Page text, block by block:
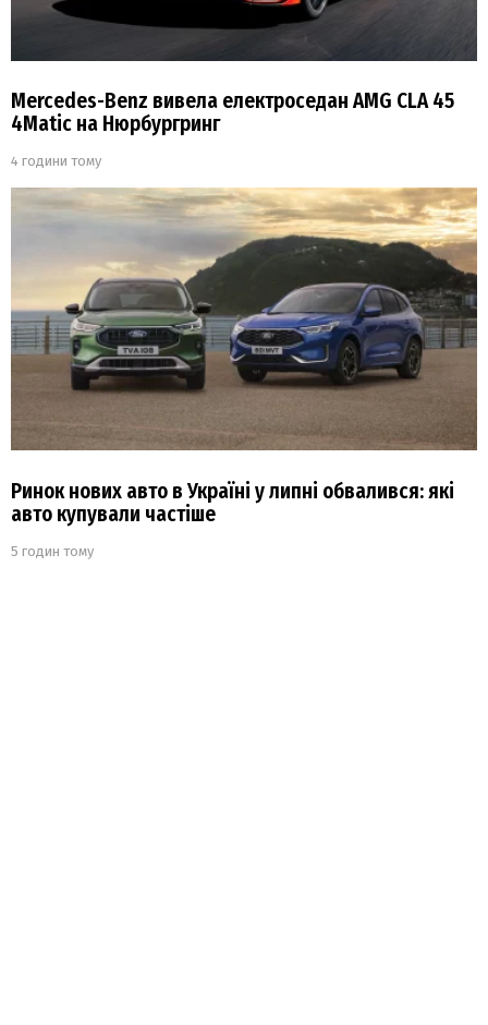
Mercedes-Benz вивела електроседан AMG CLA 45
4Matic на Нюрбургринг
4 години тому
Ринок нових авто в Україні у липні обвалився: які
авто купували частіше
5 годин тому